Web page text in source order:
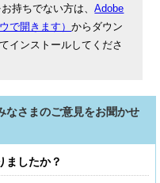
持ちでない方は、Adobe
で開きます）からダウン
インストールしてくださ
なさまのご意見をお聞かせ
ましたか？